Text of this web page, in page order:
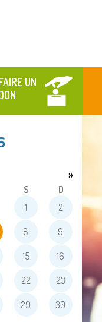
UN
»
S
D
1
2
8 9
15 16
22 23
29 30